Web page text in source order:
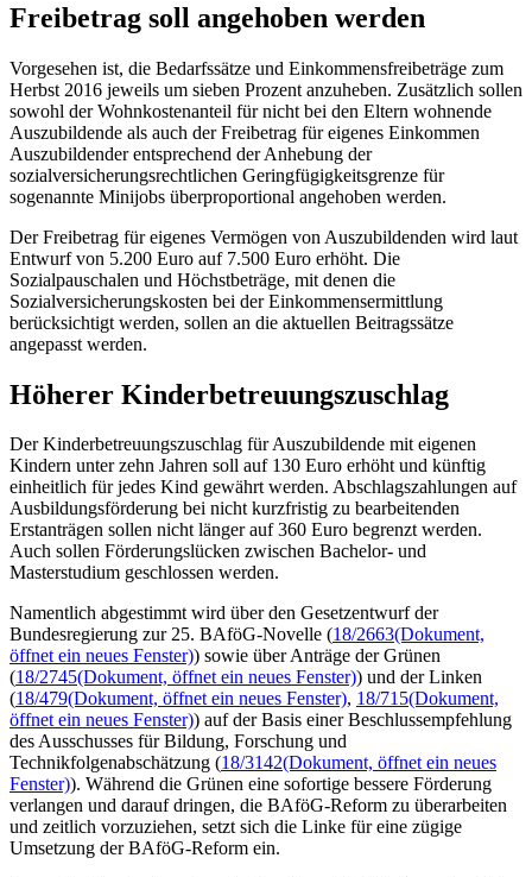
Freibetrag soll angehoben werden
Vorgesehen ist, die Bedarfssätze und Einkommensfreibeträge zum
Herbst 2016 jeweils um sieben Prozent anzuheben. Zusätzlich sollen
sowohl der Wohnkostenanteil für nicht bei den Eltern wohnende
Auszubildende als auch der Freibetrag für eigenes Einkommen
Auszubildender entsprechend der Anhebung der
sozialversicherungsrechtlichen Geringfügigkeitsgrenze für
sogenannte Minijobs überproportional angehoben werden.
Der Freibetrag für eigenes Vermögen von Auszubildenden wird laut
Entwurf von 5.200 Euro auf 7.500 Euro erhöht. Die
Sozialpauschalen und Höchstbeträge, mit denen die
Sozialversicherungskosten bei der Einkommensermittlung
berücksichtigt werden, sollen an die aktuellen Beitragssätze
angepasst werden.
Höherer Kinderbetreuungszuschlag
Der Kinderbetreuungszuschlag für Auszubildende mit eigenen
Kindern unter zehn Jahren soll auf 130 Euro erhöht und künftig
einheitlich für jedes Kind gewährt werden. Abschlagszahlungen auf
Ausbildungsförderung bei nicht kurzfristig zu bearbeitenden
Erstanträgen sollen nicht länger auf 360 Euro begrenzt werden.
Auch sollen Förderungslücken zwischen Bachelor- und
Masterstudium geschlossen werden.
Namentlich abgestimmt wird über den Gesetzentwurf der
Bundesregierung zur 25. BAföG-Novelle (18/2663(Dokument,
öffnet ein neues Fenster)) sowie über Anträge der Grünen
(18/2745(Dokument, öffnet ein neues Fenster)) und der Linken
(18/479(Dokument, öffnet ein neues Fenster), 18/715(Dokument,
öffnet ein neues Fenster)) auf der Basis einer Beschlussempfehlung
des Ausschusses für Bildung, Forschung und
Technikfolgenabschätzung (18/3142(Dokument, öffnet ein neues
Fenster)). Während die Grünen eine sofortige bessere Förderung
verlangen und darauf dringen, die BAföG-Reform zu überarbeiten
und zeitlich vorzuziehen, setzt sich die Linke für eine zügige
Umsetzung der BAföG-Reform ein.